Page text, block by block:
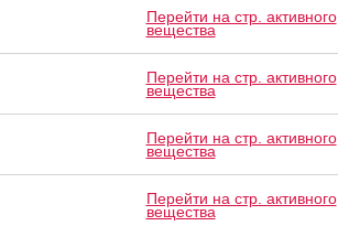
Перейти на стр. активного
вещества
Перейти на стр. активного
вещества
Перейти на стр. активного
вещества
Перейти на стр. активного
вещества